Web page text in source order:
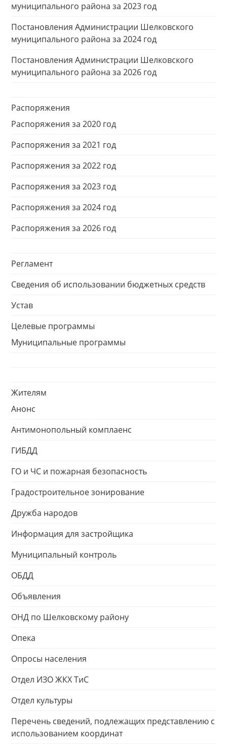
муниципального района за 2023 год
Постановления Администрации Шелковского
муниципального района за 2024 год
Постановления Администрации Шелковского
муниципального района за 2026 год
Распоряжения
Распоряжения за 2020 год
Распоряжения за 2021 год
Распоряжения за 2022 год
Распоряжения за 2023 год
Распоряжения за 2024 год
Распоряжения за 2026 год
Регламент
Сведения об использовании бюджетных средств
Устав
Целевые программы
Муниципальные программы
Жителям
Анонс
Антимонопольный комплаенс
ГИБДД
ГО и ЧС и пожарная безопасность
Градостроительное зонирование
Дружба народов
Информация для застройщика
Муниципальный контроль
ОБДД
Объявления
ОНД по Шелковскому району
Опека
Опросы населения
Отдел ИЗО ЖКХ ТиС
Отдел культуры
Перечень сведений, подлежащих представлению с
использованием координат